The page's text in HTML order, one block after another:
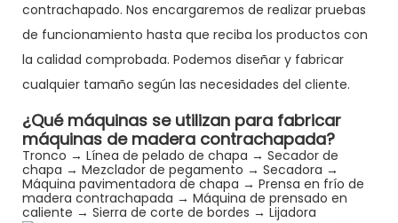
contrachapado. Nos encargaremos de realizar pruebas
de funcionamiento hasta que reciba los productos con
la calidad comprobada. Podemos diseñar y fabricar
cualquier tamaño según las necesidades del cliente.
¿Qué máquinas se utilizan para fabricar
máquinas de madera contrachapada?
Tronco → Línea de pelado de chapa → Secador de
chapa → Mezclador de pegamento → Secadora →
Máquina pavimentadora de chapa → Prensa en frío de
madera contrachapada → Máquina de prensado en
caliente → Sierra de corte de bordes → Lijadora